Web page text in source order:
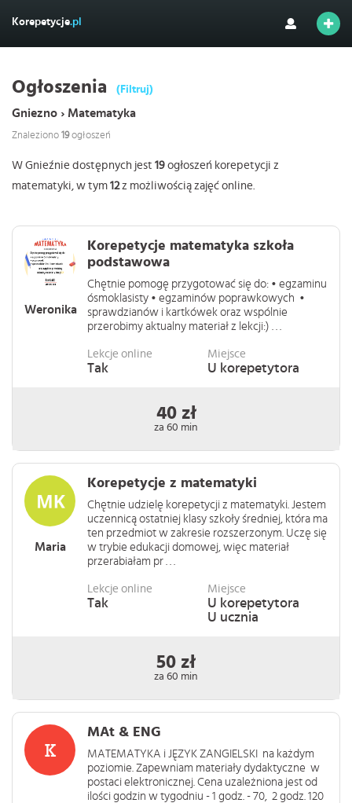
Korepetycje.pl
Ogłoszenia (Filtruj)
Gniezno › Matematyka
Znaleziono 19ogłoszeń
W Gnieźnie dostępnych jest 19 ogłoszeń korepetycji z
matematyki, w tym 12z możliwością zajęć online.
Weronika
Korepetycje matematyka szkoła
podstawowa
Chętnie pomogę przygotować się do: • egzaminu
ósmoklasisty • egzaminów poprawkowych •
sprawdzianów i kartkówek oraz wspólnie
przerobimy aktualny materiał z lekcji:) . . .
Lekcje online
Tak
Miejsce
U korepetytora
40 zł
za 60 min
Maria
Korepetycje z matematyki
Chętnie udzielę korepetycji z matematyki. Jestem
uczennicą ostatniej klasy szkoły średniej, która ma
ten przedmiot w zakresie rozszerzonym. Uczę się
w trybie edukacji domowej, więc materiał
przerabiałam pr . . .
Lekcje online
Tak
Miejsce
U korepetytora
U ucznia
50 zł
za 60 min
MAt & ENG
MATEMATYKA i JĘZYK ZANGIELSKI na każdym
poziomie. Zapewniam materiały dydaktyczne w
postaci elektronicznej. Cena uzależniona jest od
ilości godzin w tygodniu - 1 godz. - 70, 2 godz. 120